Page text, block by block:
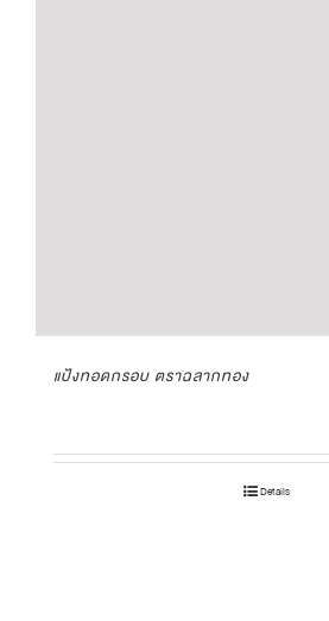
แป้งทอดกรอบ ตราฉลากทอง
Details